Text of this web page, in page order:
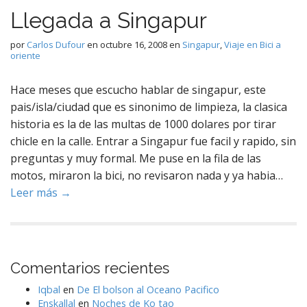
Llegada a Singapur
por Carlos Dufouren octubre 16, 2008en Singapur,Viaje en Bici a
oriente
Hace meses que escucho hablar de singapur, este
pais/isla/ciudad que es sinonimo de limpieza, la clasica
historia es la de las multas de 1000 dolares por tirar
chicle en la calle. Entrar a Singapur fue facil y rapido, sin
preguntas y muy formal. Me puse en la fila de las
motos, miraron la bici, no revisaron nada y ya habia…
Leer más →
Comentarios recientes
Iqbal en De El bolson al Oceano Pacifico
Enskallal en Noches de Ko tao